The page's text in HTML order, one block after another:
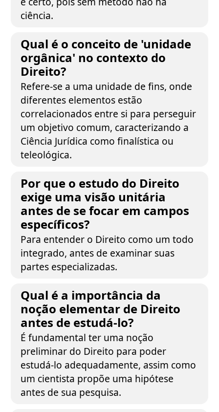
ciência.
Qual é o conceito de 'unidade
orgânica' no contexto do
Direito?
Refere-se a uma unidade de fins, onde
diferentes elementos estão
correlacionados entre si para perseguir
um objetivo comum, caracterizando a
Ciência Jurídica como finalística ou
teleológica.
Por que o estudo do Direito
exige uma visão unitária
antes de se focar em campos
específicos?
Para entender o Direito como um todo
integrado, antes de examinar suas
partes especializadas.
Qual é a importância da
noção elementar de Direito
antes de estudá-lo?
É fundamental ter uma noção
preliminar do Direito para poder
estudá-lo adequadamente, assim como
um cientista propõe uma hipótese
antes de sua pesquisa.